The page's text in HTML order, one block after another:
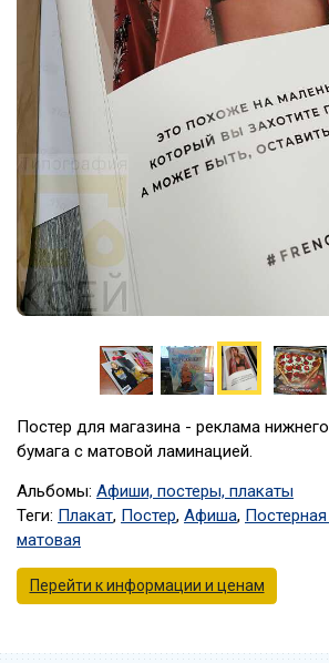
Постер для магазина - реклама
бумага с матовой ламинацией.
Альбомы: Афиши, постеры, плакаты
Теги: Плакат, Постер, Афиша,
матовая
Перейти к информации и ценам